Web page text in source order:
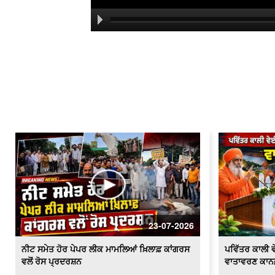
23-07-2026
ਨੀਟ ਸਮੇਤ ਹੋਰ ਪੇਪਰ ਲੀਕ ਮਾਮਲਿਆਂ ਖ਼ਿਲਾਫ਼ ਕਾਂਗਰਸ
ਵਲੋਂ ਰੋਸ ਪ੍ਰਦਰਸ਼ਨ
ਪਵਿੱਤਰ ਕਾਲੀ
ਵਾਤਾਵਰਣ